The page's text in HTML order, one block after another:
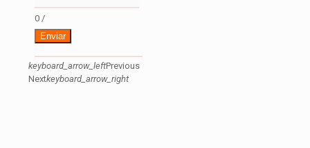
0 /
Enviar
keyboard_arrow_leftPrevious
Nextkeyboard_arrow_right